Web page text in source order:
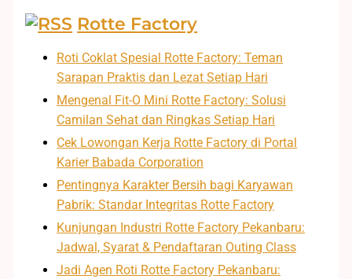
Rotte Factory
Roti Coklat Spesial Rotte Factory: Teman
Sarapan Praktis dan Lezat Setiap Hari
Mengenal Fit-O Mini Rotte Factory: Solusi
Camilan Sehat dan Ringkas Setiap Hari
Cek Lowongan Kerja Rotte Factory di Portal
Karier Babada Corporation
Pentingnya Karakter Bersih bagi Karyawan
Pabrik: Standar Integritas Rotte Factory
Kunjungan Industri Rotte Factory Pekanbaru:
Jadwal, Syarat & Pendaftaran Outing Class
Jadi Agen Roti Rotte Factory Pekanbaru: